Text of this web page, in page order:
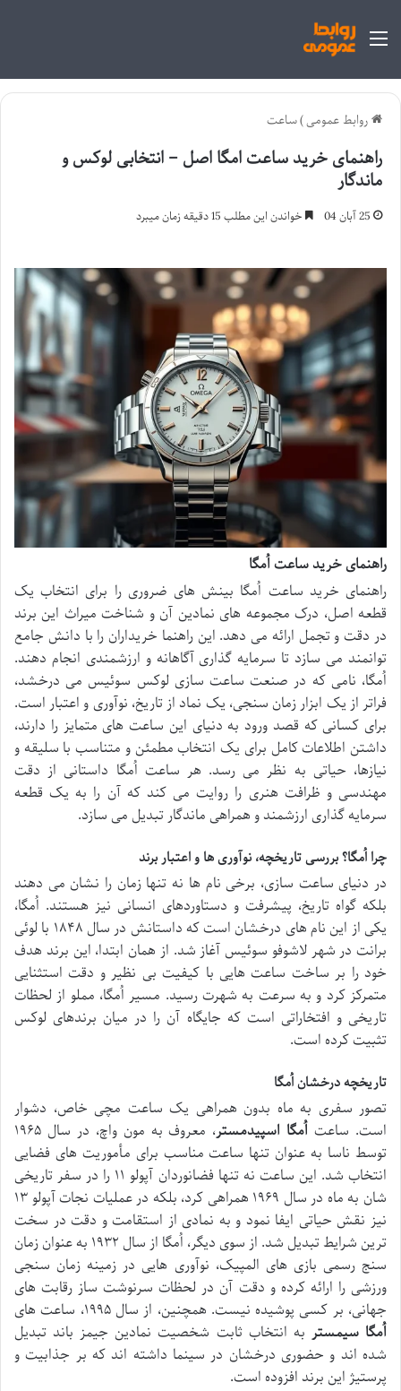
منو
روابط عمومی)ساعت
راهنمای خرید ساعت امگا اصل – انتخابی لوکس و
ماندگار
25 آبان 04 خواندن این مطلب 15 دقیقه زمان میبرد
راهنمای خرید ساعت اُمگا
راهنمای خرید ساعت اُمگا بینش های ضروری را برای انتخاب یک
قطعه اصل، درک مجموعه های نمادین آن و شناخت میراث این برند
در دقت و تجمل ارائه می دهد. این راهنما خریداران را با دانش جامع
توانمند می سازد تا سرمایه گذاری آگاهانه و ارزشمندی انجام دهند.
اُمگا، نامی که در صنعت ساعت سازی لوکس سوئیس می درخشد،
فراتر از یک ابزار زمان سنجی، یک نماد از تاریخ، نوآوری و اعتبار است.
برای کسانی که قصد ورود به دنیای این ساعت های متمایز را دارند،
داشتن اطلاعات کامل برای یک انتخاب مطمئن و متناسب با سلیقه و
نیازها، حیاتی به نظر می رسد. هر ساعت اُمگا داستانی از دقت
مهندسی و ظرافت هنری را روایت می کند که آن را به یک قطعه
سرمایه گذاری ارزشمند و همراهی ماندگار تبدیل می سازد.
چرا اُمگا؟ بررسی تاریخچه، نوآوری ها و اعتبار برند
در دنیای ساعت سازی، برخی نام ها نه تنها زمان را نشان می دهند
بلکه گواه تاریخ، پیشرفت و دستاوردهای انسانی نیز هستند. اُمگا،
یکی از این نام های درخشان است که داستانش در سال ۱۸۴۸ با لوئی
برانت در شهر لاشوفو سوئیس آغاز شد. از همان ابتدا، این برند هدف
خود را بر ساخت ساعت هایی با کیفیت بی نظیر و دقت استثنایی
متمرکز کرد و به سرعت به شهرت رسید. مسیر اُمگا، مملو از لحظات
تاریخی و افتخاراتی است که جایگاه آن را در میان برندهای لوکس
تثبیت کرده است.
تاریخچه درخشان اُمگا
تصور سفری به ماه بدون همراهی یک ساعت مچی خاص، دشوار
است. ساعت اُمگا اسپیدمستر
، معروف به مون واچ، در سال ۱۹۶۵
توسط ناسا به عنوان تنها ساعت مناسب برای مأموریت های فضایی
انتخاب شد. این ساعت نه تنها فضانوردان آپولو ۱۱ را در سفر تاریخی
شان به ماه در سال ۱۹۶۹ همراهی کرد، بلکه در عملیات نجات آپولو ۱۳
نیز نقش حیاتی ایفا نمود و به نمادی از استقامت و دقت در سخت
ترین شرایط تبدیل شد. از سوی دیگر، اُمگا از سال ۱۹۳۲ به عنوان زمان
سنج رسمی بازی های المپیک، نوآوری هایی در زمینه زمان سنجی
ورزشی را ارائه کرده و دقت آن در لحظات سرنوشت ساز رقابت های
جهانی، بر کسی پوشیده نیست. همچنین، از سال ۱۹۹۵، ساعت های
اُمگا سیمستر به انتخاب ثابت شخصیت نمادین جیمز باند تبدیل
شده اند و حضوری درخشان در سینما داشته اند که بر جذابیت و
پرستیژ این برند افزوده است.